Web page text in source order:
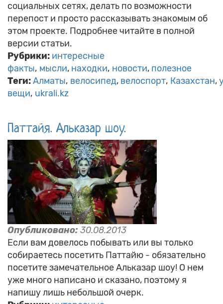
социальных сетях, делать по возможности
перепост и просто рассказывать знакомым об
этом проекте. Подробнее читайте в полной
версии статьи.
Рубрики: интересные
факты мысли находки новости полезное
Теги:Алматы велосипед велоспорт Казахстан
вещи ukrali.kz
Паттайя. Альказар шоу.
Опубликовано: 30.08.2013
Если вам довелось побывать или вы только
собираетесь посетить Паттайю - обязательно
посетите замечательное Альказар шоу! О нем
уже много написано и сказано, поэтому я
напишу лишь небольшой очерк.